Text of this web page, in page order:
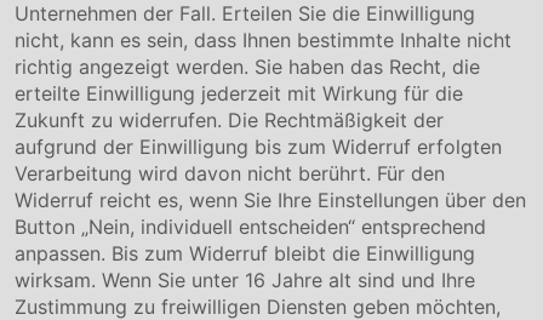
Kontakt
Downloads
Garantiebedingungen
Zertifikate
Rechtliches
Impressum
AGB
Datenschutz
Cookie Einstellung
Unternehmen der Fall. Erteilen Sie die Einwilligung
nicht, kann es sein, dass Ihnen bestimmte Inhalte nicht
richtig angezeigt werden. Sie haben das Recht, die
erteilte Einwilligung jederzeit mit Wirkung für die
Zukunft zu widerrufen. Die Rechtmäßigkeit der
aufgrund der Einwilligung bis zum Widerruf erfolgten
Verarbeitung wird davon nicht berührt. Für den
Widerruf reicht es, wenn Sie Ihre Einstellungen über den
Button „Nein, individuell entscheiden“ entsprechend
anpassen. Bis zum Widerruf bleibt die Einwilligung
wirksam. Wenn Sie unter 16 Jahre alt sind und Ihre
Zustimmung zu freiwilligen Diensten geben möchten,